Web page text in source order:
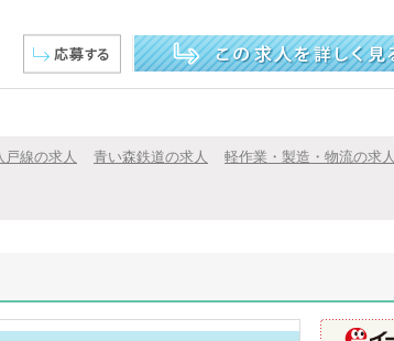
戸線の求人 青い森鉄道の求人
軽作業・製造・物流の求人